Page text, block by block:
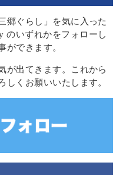
郷ぐらし」を気に入った
のいずれかをフォローし
ができます。
が出てきます。これから
しくお願いいたします。